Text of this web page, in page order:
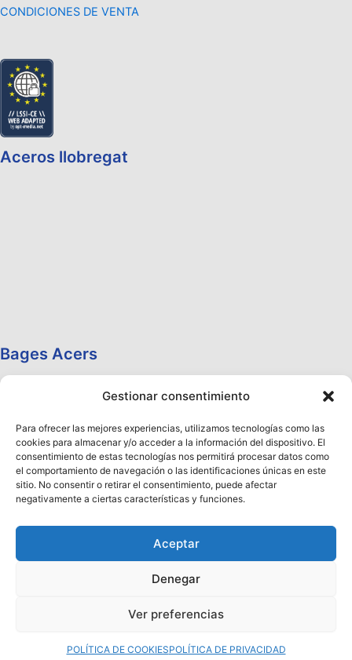
Gestionar consentimiento
Para ofrecer las mejores experiencias, utilizamos tecnologías como las
cookies para almacenar y/o acceder a la información del dispositivo. El
consentimiento de estas tecnologías nos permitirá procesar datos como
el comportamiento de navegación o las identificaciones únicas en este
sitio. No consentir o retirar el consentimiento, puede afectar
negativamente a ciertas características y funciones.
Aceptar
Denegar
Ver preferencias
POLÍTICA DE COOKIESPOLÍTICA DE PRIVACIDAD
para descargarlo Descartar
CONDICIONES DE VENTA
Aceros llobregat
Bages Acers
Copyright © 2026 Aceros Llobregat